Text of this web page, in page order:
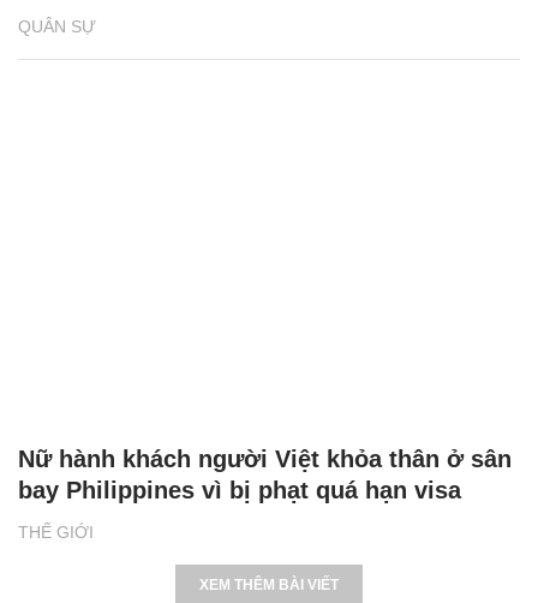
QUÂN SỰ
THẾ GIỚI
Nữ hành khách người Việt khỏa thân ở sân
bay Philippines vì bị phạt quá hạn visa
XEM THÊM BÀI VIẾT